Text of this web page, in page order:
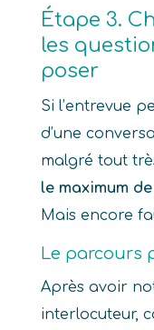
Étape 3.
les
poser
Si l’entrevue
d’une
malgré tout
le maximum
Mais encore
Le parcours
Après avoir
interlocuteur,